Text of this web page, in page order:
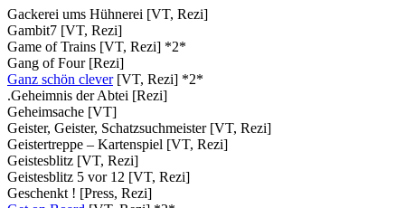
Gackerei ums Hühnerei [VT, Rezi]
Gambit7 [VT, Rezi]
Game of Trains [VT, Rezi] *2*
Gang of Four [Rezi]
Ganz schön clever[VT, Rezi] *2*
.Geheimnis der Abtei [Rezi]
Geheimsache [VT]
Geister, Geister, Schatzsuchmeister [VT, Rezi]
Geistertreppe – Kartenspiel [VT, Rezi]
Geistesblitz [VT, Rezi]
Geistesblitz 5 vor 12 [VT, Rezi]
Geschenkt ! [Press, Rezi]